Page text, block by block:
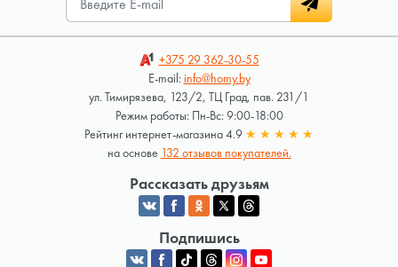
+375 29362-30-55
E-mail:info@homy.by
ул. Тимирязева, 123/2, ТЦ Град, пав. 231/1
Режим работы: Пн-Вс: 9:00-18:00
Рейтинг интернет-магазина 4.9 ★ ★ ★ ★ ★
на основе 132 отзывов покупателей.
Рассказать друзьям
Подпишись